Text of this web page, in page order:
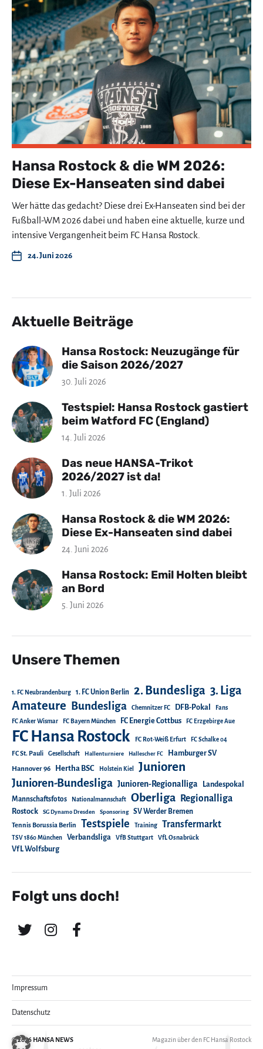
Hansa Rostock & die WM 2026:
Diese Ex-Hanseaten sind dabei
Wer hätte das gedacht? Diese drei Ex-Hanseaten sind bei der
Fußball-WM 2026 dabei und haben eine aktuelle, kurze und
intensive Vergangenheit beim FC Hansa Rostock.
24. Juni 2026
Aktuelle Beiträge
Hansa Rostock: Neuzugänge für
die Saison 2026/2027
30. Juli 2026
Testspiel: Hansa Rostock gastiert
beim Watford FC (England)
14. Juli 2026
Das neue HANSA-Trikot
2026/2027 ist da!
1. Juli 2026
Hansa Rostock & die WM 2026:
Diese Ex-Hanseaten sind dabei
24. Juni 2026
Hansa Rostock: Emil Holten bleibt
an Bord
5. Juni 2026
Unsere Themen
1. FC Neubrandenburg 1. FC Union Berlin 2. Bundesliga 3. Liga
Amateure Bundesliga Chemnitzer FC DFB-Pokal Fans
FC Anker Wismar FC Bayern München FC Energie Cottbus FC Erzgebirge Aue
FC Hansa Rostock FC Rot-Weiß Erfurt FC Schalke 04
FC St. Pauli Gesellschaft Hallenturniere Hallescher FC Hamburger SV
Hannover 96 Hertha BSC Holstein Kiel Junioren
Junioren-Bundesliga Junioren-Regionalliga
Landespokal
Mannschaftsfotos
Nationalmannschaft Oberliga Regionalliga
Rostock SG Dynamo Dresden Sponsoring SV Werder Bremen
Tennis Borussia Berlin Testspiele Training Transfermarkt
TSV 1860 München Verbandsliga VfB Stuttgart VfL Osnabrück
VfL Wolfsburg
Folgt uns doch!
Impressum
Datenschutz
© 2026 HANSA NEWS Magazin über den FC Hansa Rostock